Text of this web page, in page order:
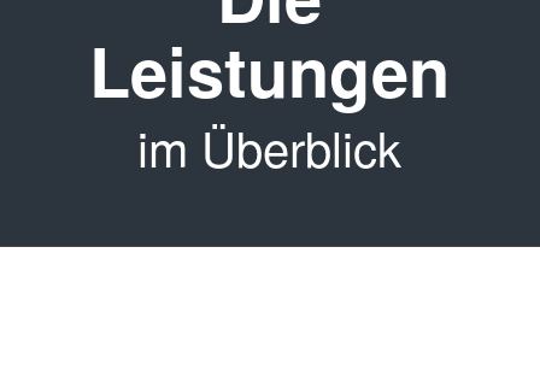
Leistungen
im Überblick